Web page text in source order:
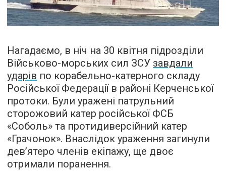
Нагадаємо, в ніч на 30 квітня підрозділи
Військово-морських сил ЗСУ завдали
ударів по корабельно-катерного складу
Російської Федерації в районі Керченської
протоки. Були уражені патрульний
сторожовий катер російської ФСБ
«Соболь» та протидиверсійний катер
«Грачонок». Внаслідок ураження загинули
дев’ятеро членів екіпажу, ще двоє
отримали поранення.